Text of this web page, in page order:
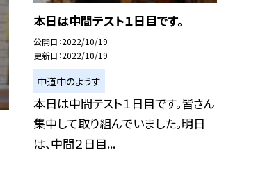
本日は中間テスト１日目です。
公開日 2022/10/19
更新日 2022/10/19
中道中のようす
本日は中間テスト１日目です。皆さん
集中して取り組んでいました。明日
は、中間２日目...